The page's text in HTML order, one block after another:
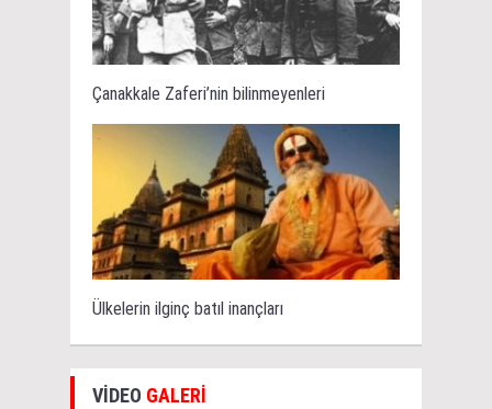
Çanakkale Zaferi’nin bilinmeyenleri
Ülkelerin ilginç batıl inançları
VİDEO GALERİ